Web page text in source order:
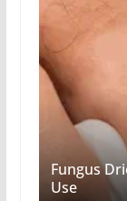
Fungus
Use